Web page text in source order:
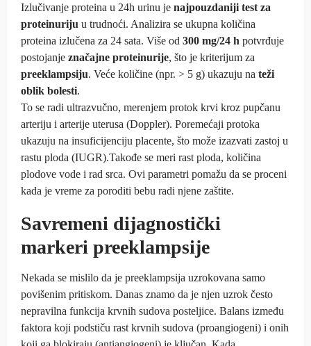
Izlučivanje proteina u 24h urinu je najpouzdaniji test za
proteinuriju u trudnoći. Analizira se ukupna količina
proteina izlučena za 24 sata. Više od 300 mg/24 h potvrđuje
postojanje značajne proteinurije, što je kriterijum za
preeklampsiju. Veće količine (npr. > 5 g) ukazuju na teži
oblik bolesti.
To se radi ultrazvučno, merenjem protok krvi kroz pupčanu
arteriju i arterije uterusa (Doppler). Poremećaji protoka
ukazuju na insuficijenciju placente, što može izazvati zastoj u
rastu ploda (IUGR).Takođe se meri rast ploda, količina
plodove vode i rad srca. Ovi parametri pomažu da se proceni
kada je vreme za poroditi bebu radi njene zaštite.
Savremeni dijagnostički
markeri preeklampsije
Nekada se mislilo da je preeklampsija uzrokovana samo
povišenim pritiskom. Danas znamo da je njen uzrok često
nepravilna funkcija krvnih sudova posteljice. Balans između
faktora koji podstiču rast krvnih sudova (proangiogeni) i onih